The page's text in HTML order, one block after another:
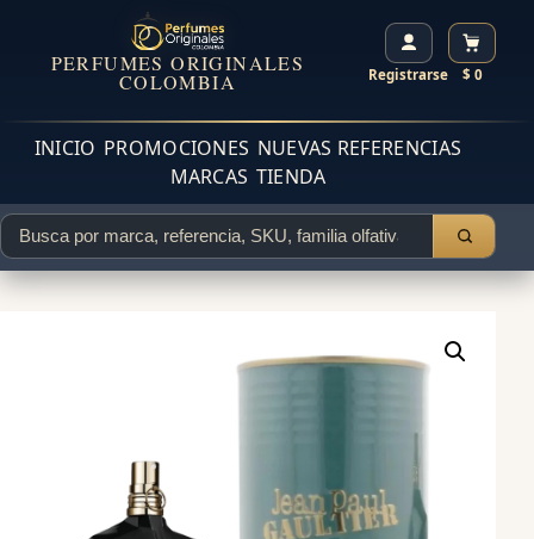
PERFUMES ORIGINALES
COLOMBIA Registrarse $ 0
INICIO PROMOCIONES NUEVAS REFERENCIAS
MARCAS TIENDA